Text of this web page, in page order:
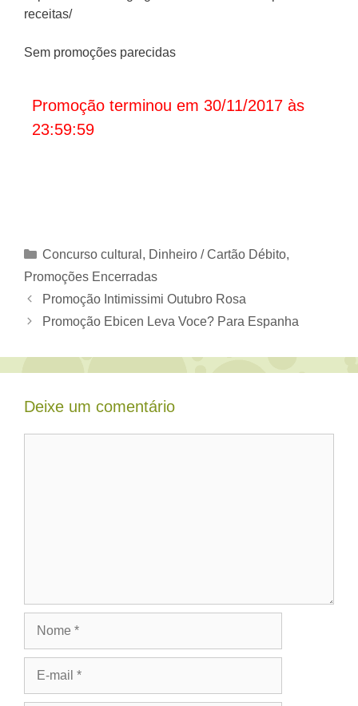
receitas/
Sem promoções parecidas
Promoção terminou em 30/11/2017 às
23:59:59
Categorias
Concurso cultural , Dinheiro / Cartão Débito,
Promoções Encerradas
Promoção Intimissimi Outubro Rosa
Promoção Ebicen Leva Voce? Para Espanha
Deixe um comentário